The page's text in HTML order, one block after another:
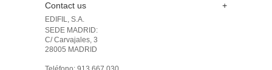
Contact us +
EDIFIL, S.A.
SEDE MADRID:
C/ Carvajales, 3
28005 MADRID